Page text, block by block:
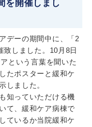
を開催しまし
デーの期間中に、「2
致しました。10月8日
という言葉を聞いた
たポスターと緩和ケ
しました。
知っていただける機
て、緩和ケア病棟で
ているか当院緩和ケ